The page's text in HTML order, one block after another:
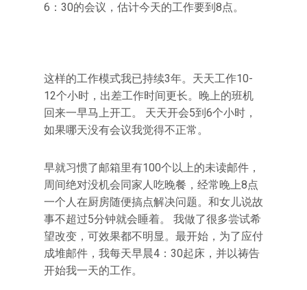
6：30的会议，估计今天的工作要到8点。
这样的工作模式我已持续3年。天天工作10-
12个小时，出差工作时间更长。晚上的班机
回来一早马上开工。 天天开会5到6个小时，
如果哪天没有会议我觉得不正常。
早就习惯了邮箱里有100个以上的未读邮件，
周间绝对没机会同家人吃晚餐，经常晚上8点
一个人在厨房随便搞点解决问题。和女儿说故
事不超过5分钟就会睡着。 我做了很多尝试希
望改变，可效果都不明显。最开始，为了应付
成堆邮件，我每天早晨4：30起床，并以祷告
开始我一天的工作。